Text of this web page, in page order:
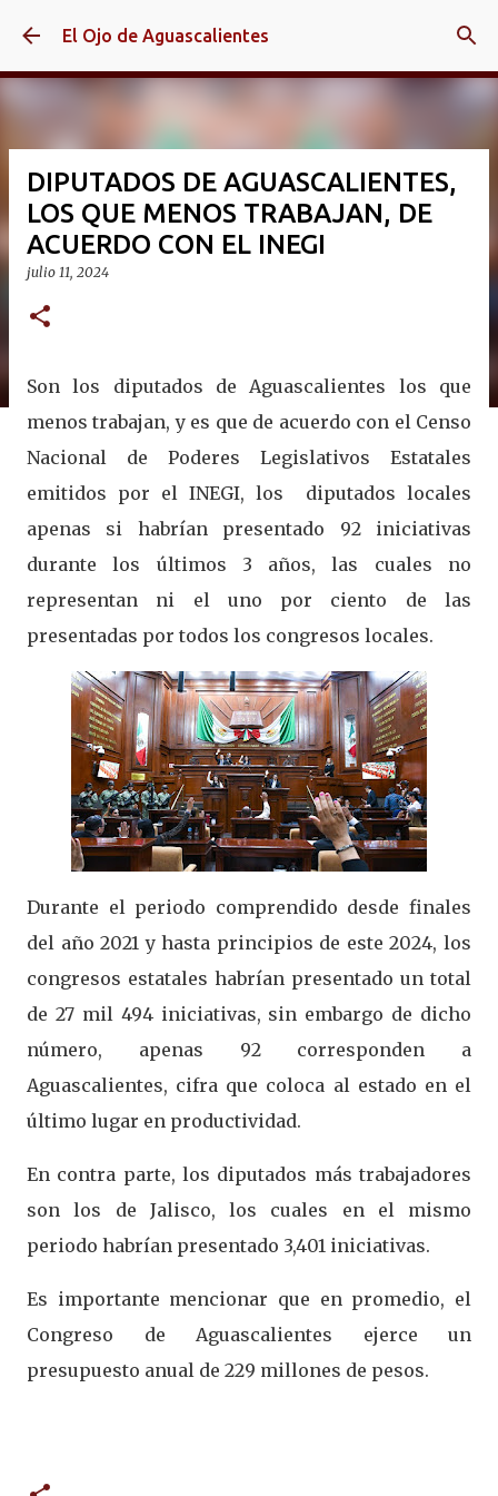
Ir al contenido principal
El Ojo de Aguascalientes
DIPUTADOS DE AGUASCALIENTES,
LOS QUE MENOS TRABAJAN, DE
ACUERDO CON EL INEGI
julio 11, 2024
Son los diputados de Aguascalientes los que
menos trabajan, y es que de acuerdo con el Censo
Nacional de Poderes Legislativos Estatales
emitidos por el INEGI, los diputados locales
apenas si habrían presentado 92 iniciativas
durante los últimos 3 años, las cuales no
representan ni el uno por ciento de las
presentadas por todos los congresos locales.
Durante el periodo comprendido desde finales
del año 2021 y hasta principios de este 2024, los
congresos estatales habrían presentado un total
de 27 mil 494 iniciativas, sin embargo de dicho
número, apenas 92 corresponden a
Aguascalientes, cifra que coloca al estado en el
último lugar en productividad.
En contra parte, los diputados más trabajadores
son los de Jalisco, los cuales en el mismo
periodo habrían presentado 3,401 iniciativas.
Es importante mencionar que en promedio, el
Congreso de Aguascalientes ejerce un
presupuesto anual de 229 millones de pesos.